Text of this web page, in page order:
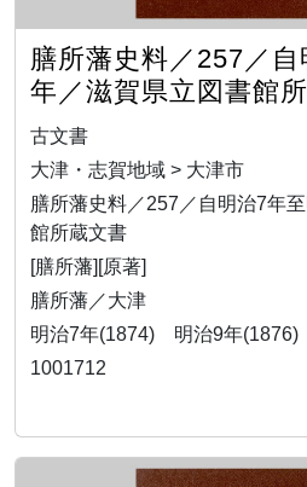
膳所藩史料／257／
年／滋賀県立図書館
古文書
大津・志賀地域 > 大津市
膳所藩史料／257／自明治7年
館所蔵文書
[膳所藩][原著]
膳所藩／大津
明治7年(1874) 明治9年(1876)
1001712